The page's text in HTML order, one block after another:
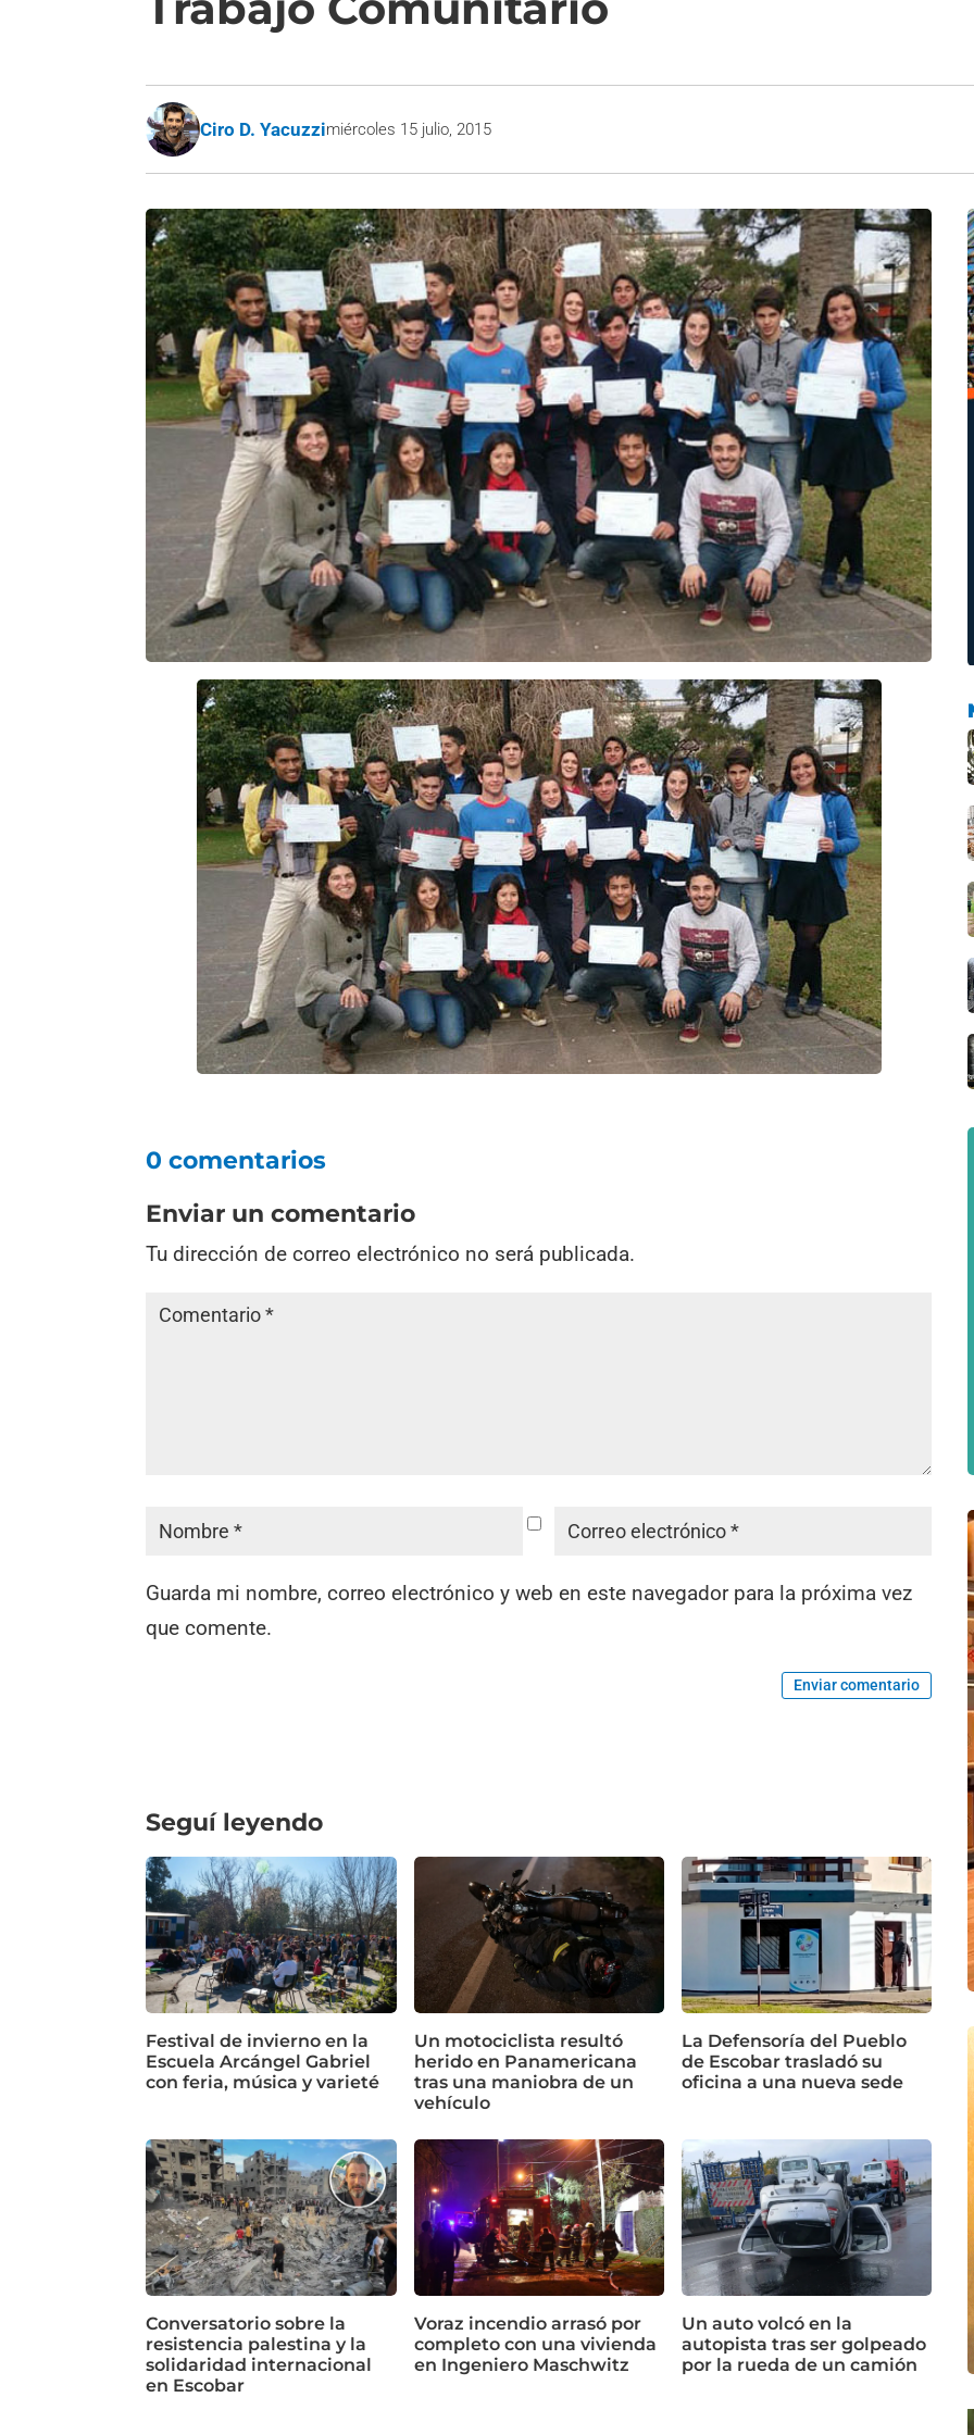
Ciro D. Yacuzzimiércoles 15 julio, 2015
0 comentarios
Enviar un comentario
Tu dirección de correo electrónico no será publicada.
Guarda mi nombre, correo electrónico y web en este navegador para la próxima vez
que comente.
Enviar comentario
Seguí leyendo
Festival de invierno en la
Escuela Arcángel Gabriel
con feria, música y varieté
Un motociclista resultó
herido en Panamericana
tras una maniobra de un
vehículo
La Defensoría del Pueblo
de Escobar trasladó su
oficina a una nueva sede
Conversatorio sobre la
resistencia palestina y la
solidaridad internacional
en Escobar
Voraz incendio arrasó por
completo con una vivienda
en Ingeniero Maschwitz
Un auto volcó en la
autopista tras ser golpeado
por la rueda de un camión